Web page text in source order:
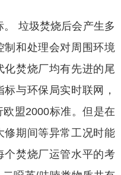
垃圾焚烧后会产生多
制和处理会对周围环境
焚烧厂均有先进的尾
与环保局实时联网，
盟2000标准。但是在
修期间等异常工况时能
个焚烧厂运管水平的考